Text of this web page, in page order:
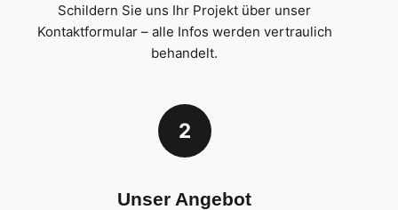
Schildern Sie uns Ihr Projekt über unser
Kontaktformular – alle Infos werden vertraulich
behandelt.
2
Unser Angebot